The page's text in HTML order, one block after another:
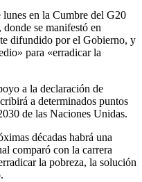
en la Cumbre del G20
se manifestó en
difundido por el Gobierno, y
para «erradicar la
a la declaración de
a determinados puntos
de las Naciones Unidas.
décadas habrá una
comparó con la carrera
la pobreza, la solución